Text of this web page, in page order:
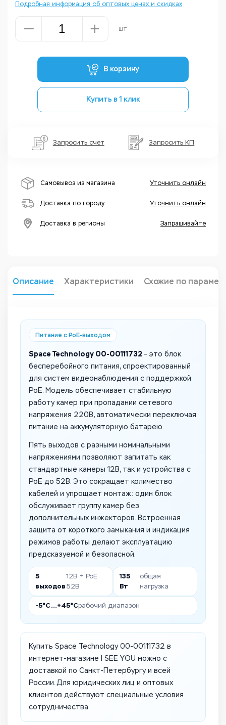
Подробная информация об оптовых ценах и скидках
шт
В корзину
Купить в 1 клик
Запросить счет Запросить КП
Самовывоз из магазина Уточнить онлайн
Доставка по городу Уточнить онлайн
Доставка в регионы Запрашивайте
Описание Характеристики Схожие по
Питание с PoE-выходом
Space Technology 00-00111732 – это блок
бесперебойного питания, спроектированный
для систем видеонаблюдения с поддержкой
PoE. Модель обеспечивает стабильную
работу камер при пропадании сетевого
напряжения 220В, автоматически переключая
питание на аккумуляторную батарею.
Пять выходов с разными номинальными
напряжениями позволяют запитать как
стандартные камеры 12В, так и устройства с
PoE до 52В. Это сокращает количество
кабелей и упрощает монтаж: один блок
обслуживает группу камер без
дополнительных инжекторов. Встроенная
защита от короткого замыкания и индикация
режимов работы делают эксплуатацию
предсказуемой и безопасной.
5
выходов
12В + PoE
52В
135
Вт
общая
нагрузка
-5°C…+45°Cрабочий диапазон
Купить Space Technology 00-00111732 в
интернет-магазине I SEE YOU можно с
доставкой по Санкт-Петербургу и всей
России. Для юридических лиц и оптовых
клиентов действуют специальные условия
сотрудничества.